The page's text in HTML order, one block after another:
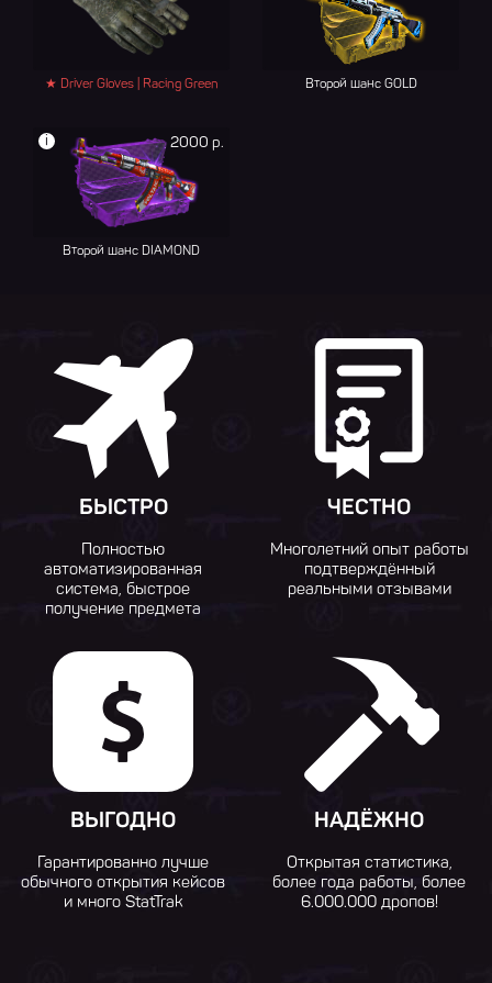
★ Driver Gloves | Racing Green Второй шанс GOLD
2000 р.
i
Второй шанс DIAMOND
БЫСТРО
Полностью
автоматизированная
система, быстрое
получение предмета
ЧЕСТНО
Многолетний опыт работы
подтверждённый
реальными отзывами
ВЫГОДНО
Гарантированно лучше
обычного открытия кейсов
и много StatTrak
НАДЁЖНО
Открытая статистика,
более года работы, более
6.000.000 дропов!